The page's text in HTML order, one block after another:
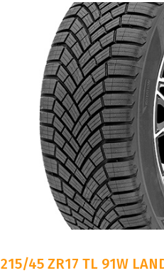
215/45 ZR17 TL 91W